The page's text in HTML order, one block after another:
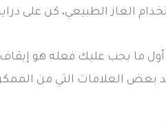
الغاز الطبيعي، كن على
ما يجب عليك فعله هو